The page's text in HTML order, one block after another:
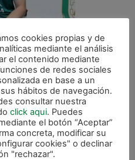
liga»
DE LIGA
cookies propias y de
mediante el análisis
el contenido mediante
de redes sociales
en base a un
hábitos de navegación.
consultar nuestra
click aqui. Puedes
el botón “Aceptar”
concreta, modificar su
cookies" o declinar
"rechazar".